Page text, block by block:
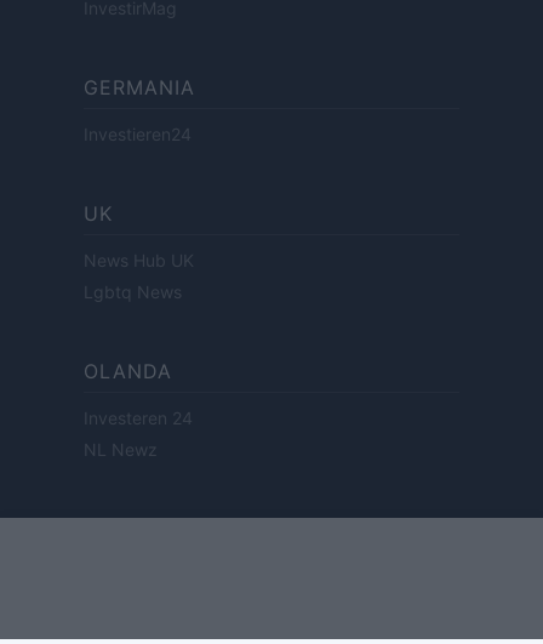
InvestirMag
GERMANIA
Investieren24
UK
News Hub UK
Lgbtq News
OLANDA
Investeren 24
NL Newz